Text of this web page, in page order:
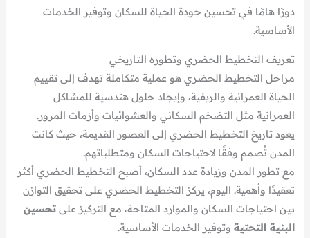
دورًا هامًا في تحسين جودة الحياة للسكان وتوفير الخدمات
الأساسية.
تعريف التخطيط الحضري وتطوره التاريخي
مراحل التخطيط الحضري هو عملية متكاملة تهدف إلى تقييم
الحياة العمرانية والريفية، وإيجاد حلول هندسية للمشاكل
العمرانية مثل التضخم السكاني والعشوائيات وأزمات المرور.
يعود تاريخ التخطيط الحضري إلى العصور القديمة، حيث كانت
المدن تُصمم وفقًا لاحتياجات السكان ومتطلباتهم.
مع تطور المدن وزيادة عدد السكان، أصبح التخطيط الحضري أكثر
تعقيدًا وأهمية. اليوم، يركز التخطيط الحضري على تحقيق التوازن
بين احتياجات السكان والموارد المتاحة، مع التركيز علىتحسين
البنية التحتية وتوفير الخدمات الأساسية.